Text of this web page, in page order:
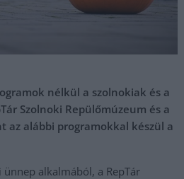
nélkül a szolnokiak és a
Szolnoki Repülőmúzeum és a
az alábbi programokkal készül a
ünnep alkalmából, a RepTár